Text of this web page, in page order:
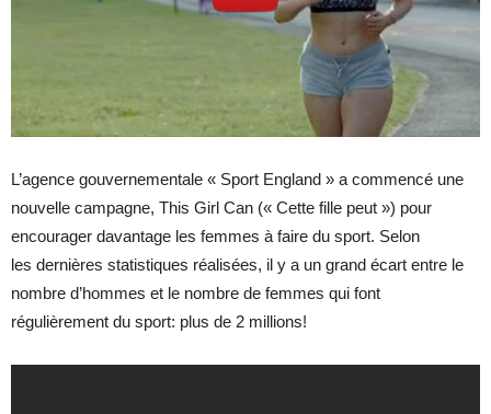
L’agence gouvernementale « Sport England » a commencé une
nouvelle campagne, This Girl Can (« Cette fille peut ») pour
encourager davantage les femmes à faire du sport. Selon
les dernières statistiques réalisées, il y a un grand écart entre le
nombre d’hommes et le nombre de femmes qui font
régulièrement du sport: plus de 2 millions!